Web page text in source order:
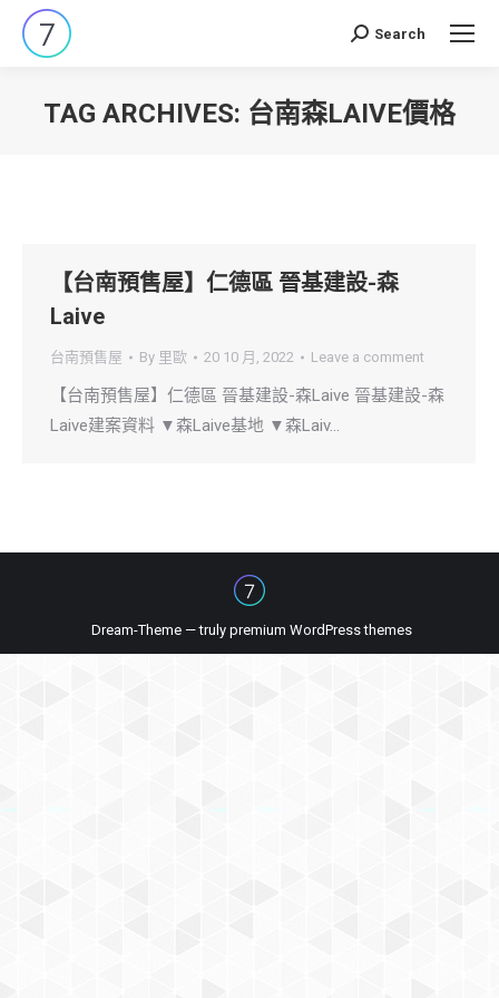
Search:
Search
TAG ARCHIVES: 台南森LAIVE價格
【台南預售屋】仁德區 晉基建設-森
Laive
台南預售屋 By 里歐 20 10 月, 2022 Leave a comment
【台南預售屋】仁德區 晉基建設-森Laive 晉基建設-森
Laive建案資料 ▼森Laive基地 ▼森Laiv…
Dream-Theme — truly premium WordPress themes